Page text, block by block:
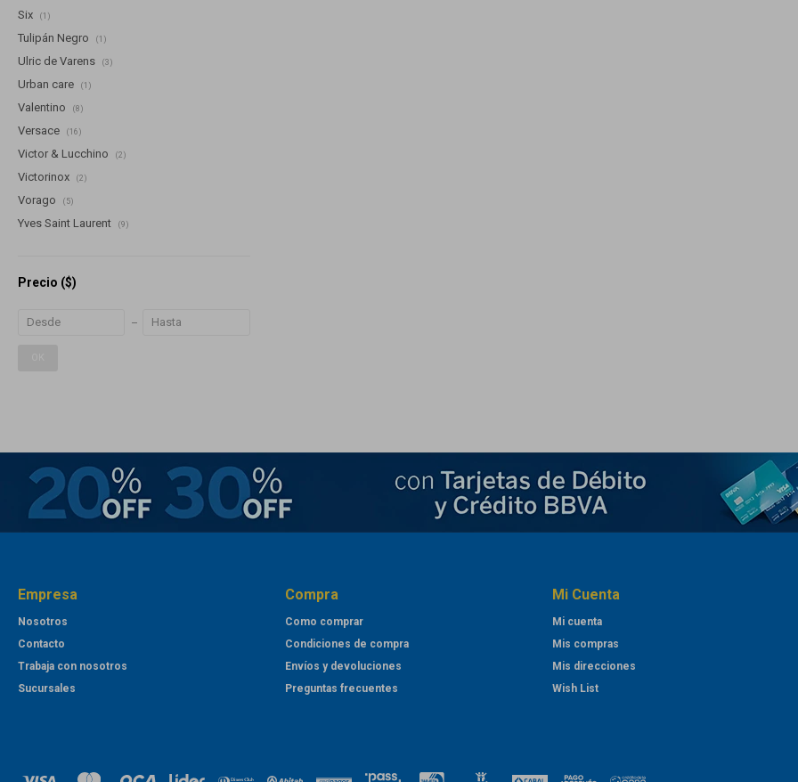
Six (1)
Tulipán Negro (1)
Ulric de Varens (3)
Urban care (1)
Valentino (8)
Versace (16)
Victor & Lucchino (2)
Victorinox (2)
Vorago (5)
Yves Saint Laurent (9)
Precio ($)
Empresa
Nosotros
Contacto
Trabaja con nosotros
Sucursales
Compra
Como comprar
Condiciones de compra
Envíos y devoluciones
Preguntas frecuentes
Mi Cuenta
Mi cuenta
Mis compras
Mis direcciones
Wish List